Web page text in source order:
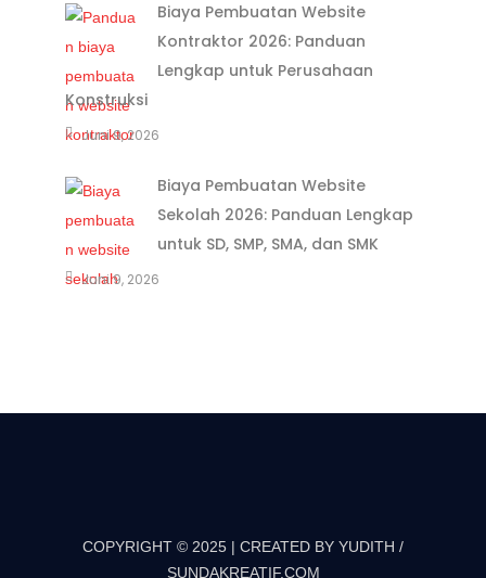
Biaya Pembuatan Website
Kontraktor 2026: Panduan
Lengkap untuk Perusahaan
Konstruksi
Juni 9, 2026
Biaya Pembuatan Website
Sekolah 2026: Panduan Lengkap
untuk SD, SMP, SMA, dan SMK
Juni 9, 2026
COPYRIGHT © 2025 | CREATED BY YUDITH /
SUNDAKREATIF.COM